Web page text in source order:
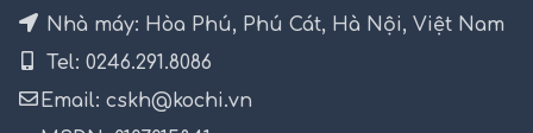
Nhà máy: Hòa Phú, Phú Cát, Hà Nội, Việt Nam
Tel: 0246.291.8086
Email: cskh@kochi.vn